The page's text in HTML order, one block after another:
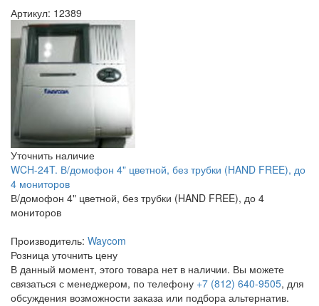
Артикул: 12389
Уточнить наличие
WCH-24T. В/домофон 4" цветной, без трубки (HAND FREE), до
4 мониторов
В/домофон 4" цветной, без трубки (HAND FREE), до 4
мониторов
Производитель: Waycom
Розница уточнить цену
В данный момент, этого товара нет в наличии. Вы можете
связаться с менеджером, по телефону +7 (812) 640-9505, для
обсуждения возможности заказа или подбора альтернатив.